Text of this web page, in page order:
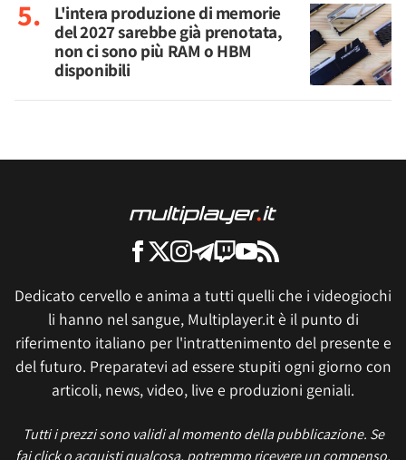
L'intera produzione di memorie
del 2027 sarebbe già prenotata,
non ci sono più RAM o HBM
disponibili
Dedicato cervello e anima a tutti quelli che i videogiochi
li hanno nel sangue, Multiplayer.it è il punto di
riferimento italiano per l'intrattenimento del presente e
del futuro. Preparatevi ad essere stupiti ogni giorno con
articoli, news, video, live e produzioni geniali.
Tutti i prezzi sono validi al momento della pubblicazione. Se
fai click o acquisti qualcosa, potremmo ricevere un compenso.